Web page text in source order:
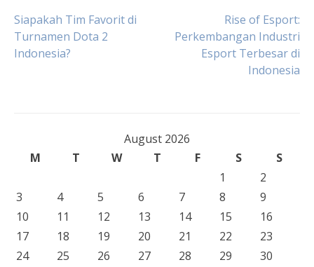
Post
navigation
Siapakah Tim Favorit di
Turnamen Dota 2
Indonesia?
Rise of Esport:
Perkembangan Industri
Esport Terbesar di
Indonesia
August 2026
M
T W T F S
S
1
2
3
4 5 6 7 8
9
10
11 12 13 14 15
16
17
18 19 20 21 22
23
24
25 26 27 28 29
30